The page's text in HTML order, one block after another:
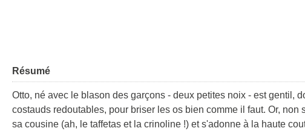
Résumé
Otto, né avec le blason des garçons - deux petites noix - est gentil,
costauds redoutables, pour briser les os bien comme il faut. Or,
sa cousine (ah, le taffetas et la crinoline !) et s'adonne à la haute